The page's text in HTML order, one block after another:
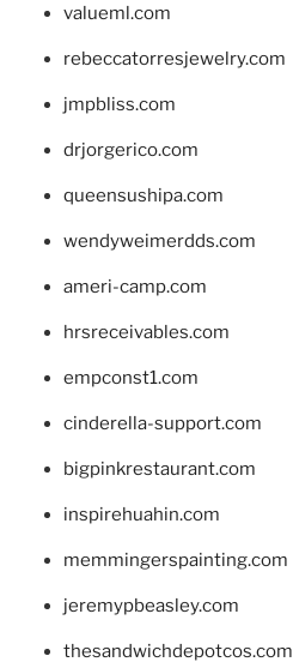
valueml.com
rebeccatorresjewelry.com
jmpbliss.com
drjorgerico.com
queensushipa.com
wendyweimerdds.com
ameri-camp.com
hrsreceivables.com
empconst1.com
cinderella-support.com
bigpinkrestaurant.com
inspirehuahin.com
memmingerspainting.com
jeremypbeasley.com
thesandwichdepotcos.com